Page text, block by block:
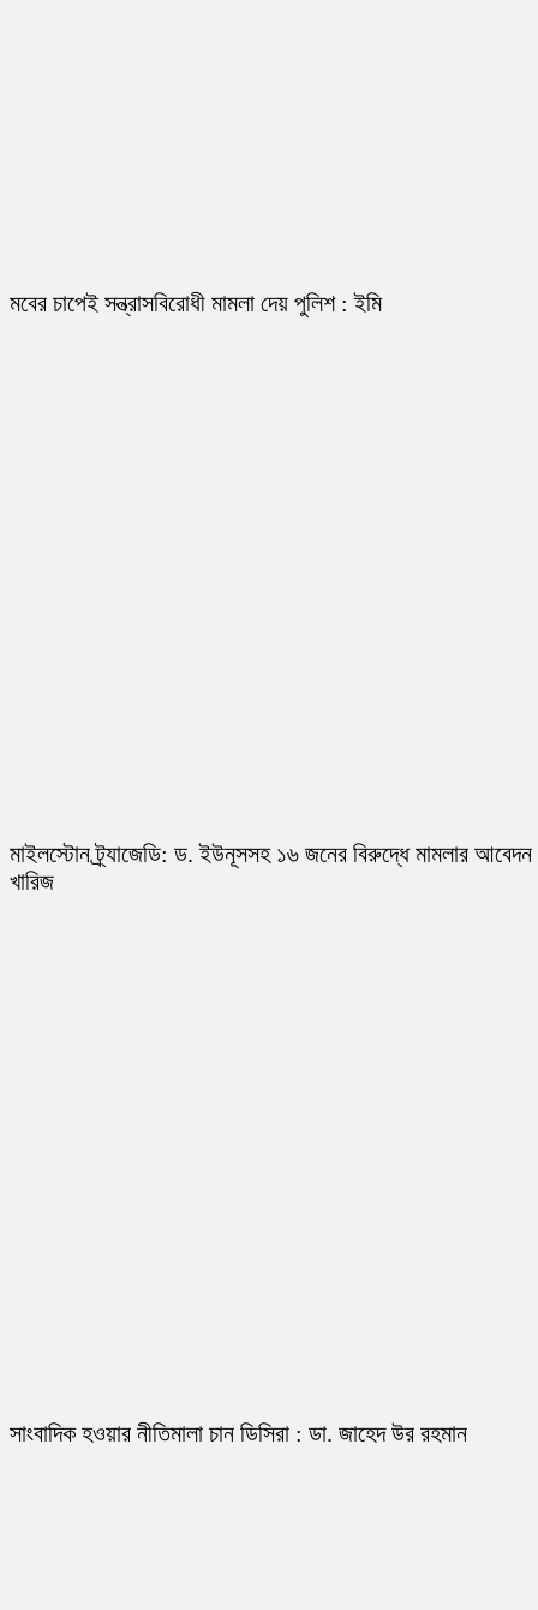
মবের চাপেই সন্ত্রাসবিরোধী মামলা দেয় পুলিশ : ইমি
মাইলস্টোন ট্র্যাজেডি: ড. ইউনূসসহ ১৬ জনের বিরুদ্ধে মামলার আবেদন
খারিজ
সাংবাদিক হওয়ার নীতিমালা চান ডিসিরা : ডা. জাহেদ উর রহমান